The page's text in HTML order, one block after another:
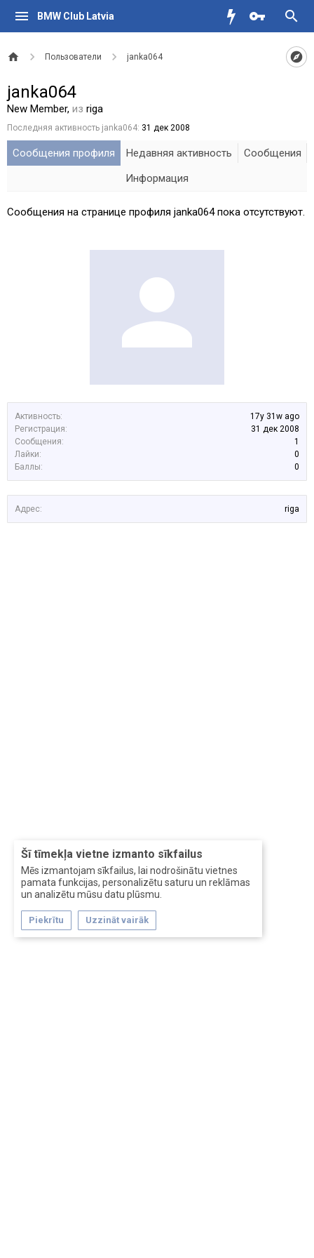
BMW Club Latvia
Пользователи janka064
Šī tīmekļa vietne izmanto sīkfailus
Mēs izmantojam sīkfailus, lai nodrošinātu vietnes
pamata funkcijas, personalizētu saturu un reklāmas
un analizētu mūsu datu plūsmu.
Piekrītu Uzzināt vairāk
Активность:
17y 31w ago
Регистрация:
31 дек 2008
Сообщения:
1
Лайки:
0
Баллы:
0
Адрес: riga
janka064
New Member, из riga
Последняя активность janka064: 31 дек 2008
Сообщения профиля Недавняя активность
Сообщения
Информация
Сообщения на странице профиля janka064 пока отсутствуют.